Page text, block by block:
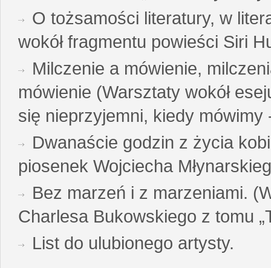
O tożsamości literatury, w
wokół fragmentu powieści Siri
Milczenie a mówienie,
mówienie (Warsztaty wokół
się nieprzyjemni, kiedy mówimy
Dwanaście godzin z życia
piosenek Wojciecha
Bez marzeń i z marzeniami.
Charlesa Bukowskiego z tomu
List do ulubionego artysty.